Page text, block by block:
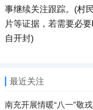
事继续关注跟踪。(村
片等证据，若需要必
自开封)
最近关注
南充开展情暖“八一”敬